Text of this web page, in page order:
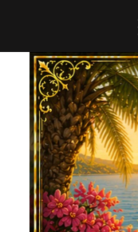
content